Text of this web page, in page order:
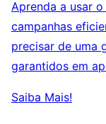
Aprenda a usar
campanhas
precisar de uma
garantidos em
Saiba Mais!